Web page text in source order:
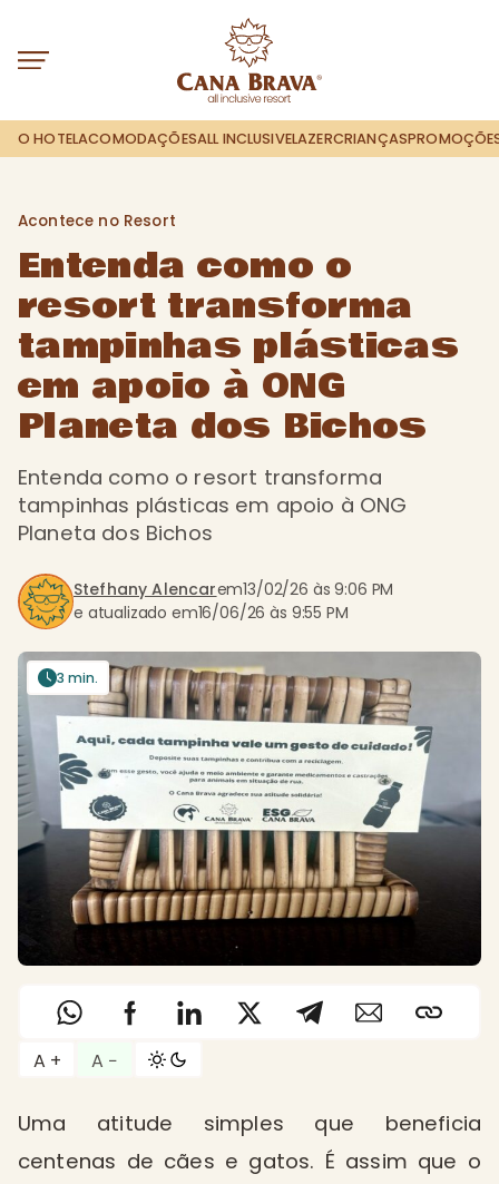
O HOTELACOMODAÇÕESALL INCLUSIVELAZERCRIANÇAS
Acontece no Resort
Acontece no Resort
Entenda como o
resort transforma
tampinhas plásticas
em apoio à ONG
Planeta dos Bichos
Entenda como o resort transforma
tampinhas plásticas em apoio à ONG
Planeta dos Bichos
Stefhany Alencarem13/02/26 às 9:06 PM
e atualizado em16/06/26 às 9:55 PM
3 min.
A + A −
Uma atitude simples que beneficia
centenas de cães e gatos. É assim que o